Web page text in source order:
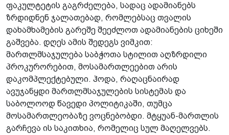
ფაკულტეტის გაგრძელება, სადაც ადამიანებს
ზრდიდნენ ჯალათებად, რომლებსაც თვალის
დახამხამების გარეშე შეეძლოთ ადამიანების ციხეში
გაშვება. დღეს ამის შედეგს ვიმკით:
მართლმსაჯულება საბჭოთა სტილით აღზრდილი
პროკურორებით, მოსამართლეებით არის
დაკომპლექტებული. ჰოდა, რაღაცნაირად
ავუჯანყდი მართლმსაჯულების სისტემას და
საბოლოოდ წავედი პოლიტიკაში, თუმცა
მოსამართლეობაზე ვოცნებობდი. მტყუან-მართლის
გარჩევა ის საკითხია, რომელიც სულ მაღელვებს.